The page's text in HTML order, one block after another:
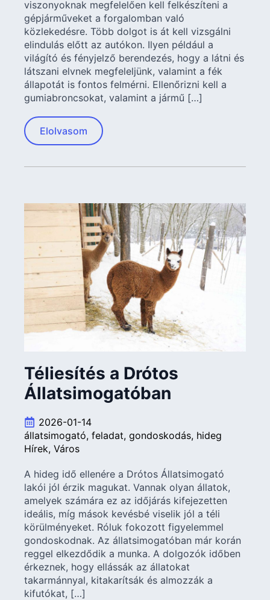
viszonyoknak megfelelően kell felkészíteni a
gépjárműveket a forgalomban való
közlekedésre. Több dolgot is át kell vizsgálni
elindulás előtt az autókon. Ilyen például a
világító és fényjelző berendezés, hogy a látni és
látszani elvnek megfeleljünk, valamint a fék
állapotát is fontos felmérni. Ellenőrizni kell a
gumiabroncsokat, valamint a jármű […]
Elolvasom
Téliesítés a Drótos
Állatsimogatóban
2026-01-14
állatsimogató feladat gondoskodás hideg
Hírek Város
A hideg idő ellenére a Drótos Állatsimogató
lakói jól érzik magukat. Vannak olyan állatok,
amelyek számára ez az időjárás kifejezetten
ideális, míg mások kevésbé viselik jól a téli
körülményeket. Róluk fokozott figyelemmel
gondoskodnak. Az állatsimogatóban már korán
reggel elkezdődik a munka. A dolgozók időben
érkeznek, hogy ellássák az állatokat
takarmánnyal, kitakarítsák és almozzák a
kifutókat, […]